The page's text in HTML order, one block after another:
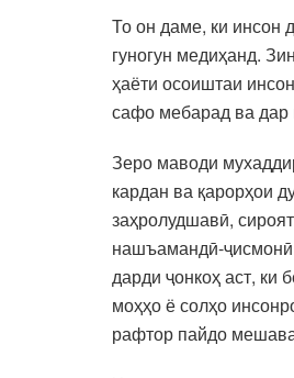
То он даме, ки инсон
гуногун медиҳанд.
ҳаёти осоиштаи
сафо мебарад ва дар
Зеро маводи
кардан ва қарорҳои
заҳролудшавӣ,
нашъамандӣ-
дарди ҷонкоҳ аст, ки
моҳҳо ё солҳо
рафтор пайдо